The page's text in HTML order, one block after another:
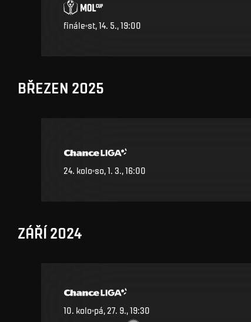
finále st, 14. 5., 19:00
BŘEZEN 2025
24. kolo so, 1. 3., 16:00
ZÁŘÍ 2024
10. kolo pá, 27. 9., 19:30